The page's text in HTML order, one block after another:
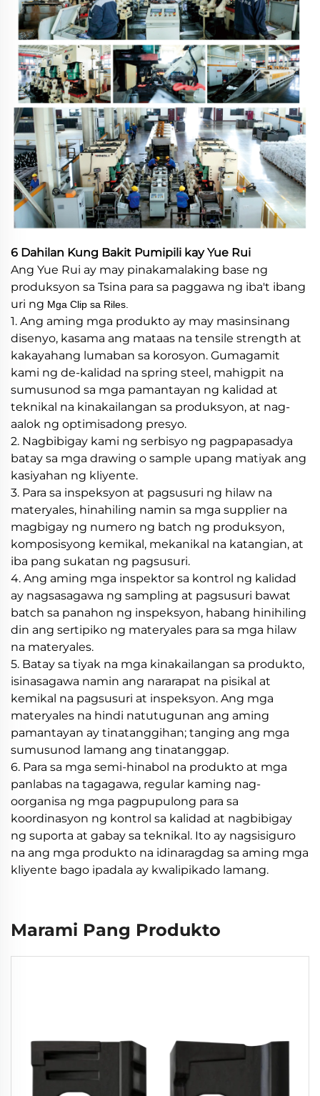
6 Dahilan Kung Bakit Pumipili kay Yue Rui
Ang Yue Rui ay may pinakamalaking base ng
produksyon sa Tsina para sa paggawa ng iba't ibang
uri ng Mga Clip sa Riles.
1. Ang aming mga produkto ay may masinsinang
disenyo, kasama ang mataas na tensile strength at
kakayahang lumaban sa korosyon. Gumagamit
kami ng de-kalidad na spring steel, mahigpit na
sumusunod sa mga pamantayan ng kalidad at
teknikal na kinakailangan sa produksyon, at nag-
aalok ng optimisadong presyo.
2. Nagbibigay kami ng serbisyo ng pagpapasadya
batay sa mga drawing o sample upang matiyak ang
kasiyahan ng kliyente.
3. Para sa inspeksyon at pagsusuri ng hilaw na
materyales, hinahiling namin sa mga supplier na
magbigay ng numero ng batch ng produksyon,
komposisyong kemikal, mekanikal na katangian, at
iba pang sukatan ng pagsusuri.
4. Ang aming mga inspektor sa kontrol ng kalidad
ay nagsasagawa ng sampling at pagsusuri bawat
batch sa panahon ng inspeksyon, habang hinihiling
din ang sertipiko ng materyales para sa mga hilaw
na materyales.
5. Batay sa tiyak na mga kinakailangan sa produkto,
isinasagawa namin ang nararapat na pisikal at
kemikal na pagsusuri at inspeksyon. Ang mga
materyales na hindi natutugunan ang aming
pamantayan ay tinatanggihan; tanging ang mga
sumusunod lamang ang tinatanggap.
6. Para sa mga semi-hinabol na produkto at mga
panlabas na tagagawa, regular kaming nag-
oorganisa ng mga pagpupulong para sa
koordinasyon ng kontrol sa kalidad at nagbibigay
ng suporta at gabay sa teknikal. Ito ay nagsisiguro
na ang mga produkto na idinaragdag sa aming mga
kliyente bago ipadala ay kwalipikado lamang.
Marami Pang Produkto